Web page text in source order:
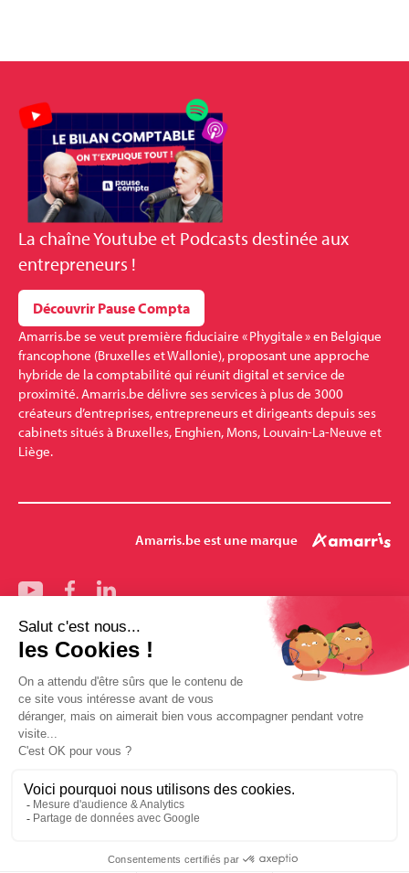
La chaîne Youtube et Podcasts destinée aux
entrepreneurs !
Découvrir Pause Compta
Amarris.be se veut première fiduciaire « Phygitale » en Belgique
francophone (Bruxelles et Wallonie), proposant une approche
hybride de la comptabilité qui réunit digital et service de
proximité. Amarris.be délivre ses services à plus de 3000
créateurs d’entreprises, entrepreneurs et dirigeants depuis ses
cabinets situés à Bruxelles, Enghien, Mons, Louvain-La-Neuve et
Liège.
Amarris.be est une marque
Bruxelles
Enghien
Mons
Louvain-la-Neuve
Pharmalex
Amarris-Santé
Politique des données Amarris.be
Mécanisé avec soin par Le Petit Garage